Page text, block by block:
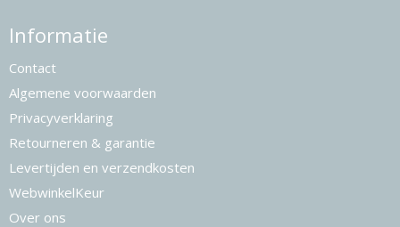
Informatie
Contact
Algemene voorwaarden
Privacyverklaring
Retourneren & garantie
Levertijden en verzendkosten
WebwinkelKeur
Over ons